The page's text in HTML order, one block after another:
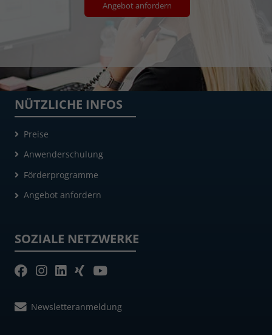
Angebot anfordern
NÜTZLICHE INFOS
Preise
Anwenderschulung
Förderprogramme
Angebot anfordern
SOZIALE NETZWERKE
Newsletteranmeldung